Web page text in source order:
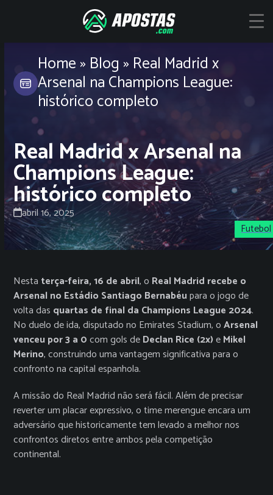
Home» Blog » Real Madrid x
Arsenal na Champions League:
histórico completo
Real Madrid x Arsenal na
Champions League:
histórico completo
abril 16, 2025
Futebol
Nesta terça-feira, 16 de abril, o Real Madrid recebe o
Arsenal no Estádio Santiago Bernabéupara o jogo de
volta das quartas de final da Champions League 2024.
No duelo de ida, disputado no Emirates Stadium, oArsenal
venceu por 3 a 0com gols deDeclan Rice (2x)eMikel
Merino, construindo uma vantagem significativa para o
confronto na capital espanhola.
A missão do Real Madrid não será fácil. Além de precisar
reverter um placar expressivo, o time merengue encara um
adversário que historicamente tem levado a melhor nos
confrontos diretos entre ambos pela competição
continental.